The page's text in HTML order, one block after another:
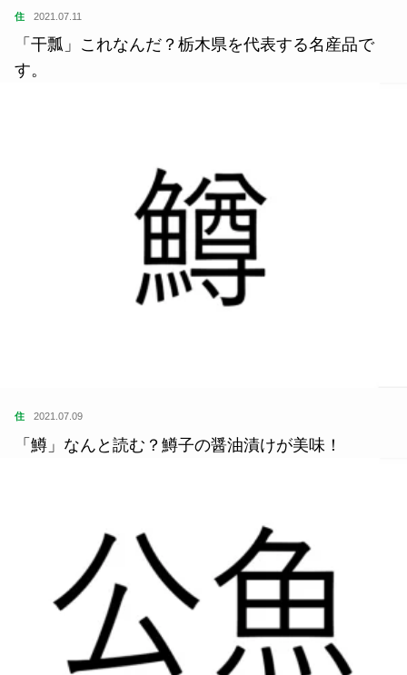
住 2021.07.11
「干瓢」これなんだ？栃木県を代表する名産品で
す。
住 2021.07.09
「鱒」なんと読む？鱒子の醤油漬けが美味！